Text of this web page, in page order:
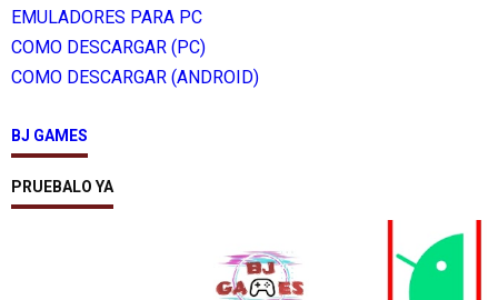
EMULADORES PARA PC
COMO DESCARGAR (PC)
COMO DESCARGAR (ANDROID)
BJ GAMES
PRUEBALO YA